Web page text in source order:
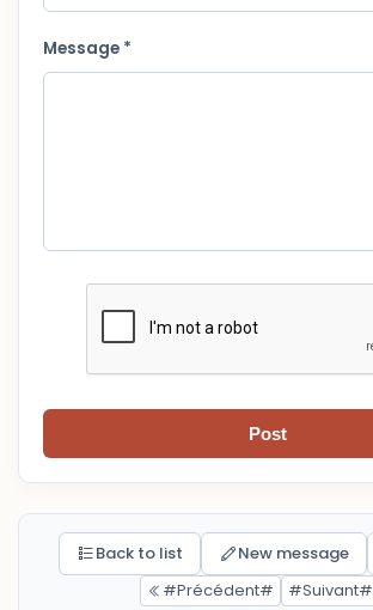
Message *
Post
Back to list New message
#Précédent#
#Suivant#